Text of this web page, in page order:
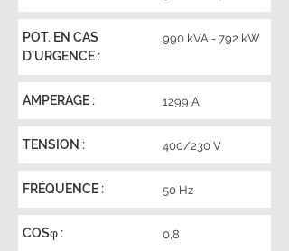
POT. EN CAS
D'URGENCE :
990 kVA - 792 kW
AMPERAGE : 1299 A
TENSION : 400/230 V
FRÉQUENCE : 50 Hz
COSφ : 0,8